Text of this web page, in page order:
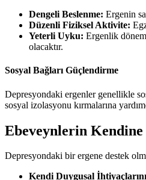
Dengeli Beslenme: Ergenin
Düzenli Fiziksel Aktivite:
Yeterli Uyku: Ergenlik
olacaktır.
Sosyal Bağları Güçlendirme
Depresyondaki ergenler genellikle
sosyal izolasyonu kırmalarına
Ebeveynlerin
Depresyondaki bir ergene destek
Kendi Duygusal